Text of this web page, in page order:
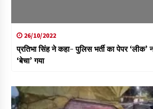
26/10/2022
प्रतिभा सिंह ने कहा- पुलिस भर्ती का पेपर ‘लीक’
‘बेचा’ गया